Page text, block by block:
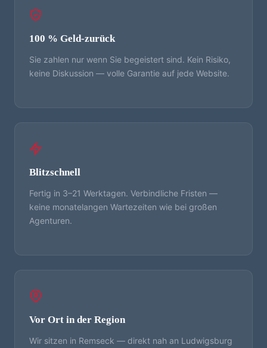
100 % Geld-zurück
Sie zahlen nur wenn Sie begeistert sind. Kein Risiko,
keine Diskussion — volle Garantie auf jede Website.
Blitzschnell
Fertig in 3–21 Werktagen. Verbindliche Fristen —
keine monatelangen Wartezeiten wie bei großen
Agenturen.
Vor Ort in der Region
Wir sitzen in Remseck — direkt nah an Ludwigsburg